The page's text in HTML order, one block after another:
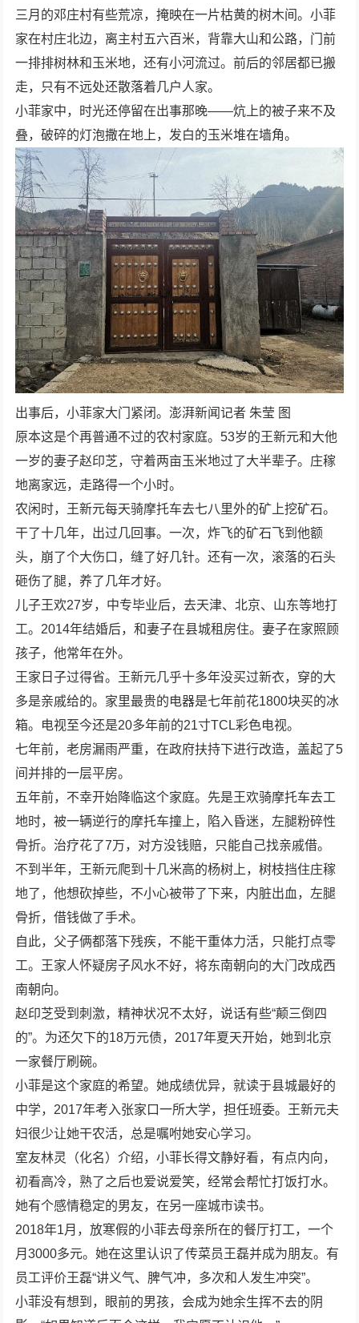
三月的邓庄村有些荒凉，掩映在一片枯黄的树木间。小菲
家在村庄北边，离主村五六百米，背靠大山和公路，门前
一排排树林和玉米地，还有小河流过。前后的邻居都已搬
走，只有不远处还散落着几户人家。
小菲家中，时光还停留在出事那晚——炕上的被子来不及
叠，破碎的灯泡撒在地上，发白的玉米堆在墙角。
出事后，小菲家大门紧闭。澎湃新闻记者 朱莹 图
原本这是个再普通不过的农村家庭。53岁的王新元和大他
一岁的妻子赵印芝，守着两亩玉米地过了大半辈子。庄稼
地离家远，走路得一个小时。
农闲时，王新元每天骑摩托车去七八里外的矿上挖矿石。
干了十几年，出过几回事。一次，炸飞的矿石飞到他额
头，崩了个大伤口，缝了好几针。还有一次，滚落的石头
砸伤了腿，养了几年才好。
儿子王欢27岁，中专毕业后，去天津、北京、山东等地打
工。2014年结婚后，和妻子在县城租房住。妻子在家照顾
孩子，他常年在外。
王家日子过得省。王新元几乎十多年没买过新衣，穿的大
多是亲戚给的。家里最贵的电器是七年前花1800块买的冰
箱。电视至今还是20多年前的21寸TCL彩色电视。
七年前，老房漏雨严重，在政府扶持下进行改造，盖起了5
间并排的一层平房。
五年前，不幸开始降临这个家庭。先是王欢骑摩托车去工
地时，被一辆逆行的摩托车撞上，陷入昏迷，左腿粉碎性
骨折。治疗花了7万，对方没钱赔，只能自己找亲戚借。
不到半年，王新元爬到十几米高的杨树上，树枝挡住庄稼
地了，他想砍掉些，不小心被带了下来，内脏出血，左腿
骨折，借钱做了手术。
自此，父子俩都落下残疾，不能干重体力活，只能打点零
工。王家人怀疑房子风水不好，将东南朝向的大门改成西
南朝向。
赵印芝受到刺激，精神状况不太好，说话有些“颠三倒四
的”。为还欠下的18万元债，2017年夏天开始，她到北京
一家餐厅刷碗。
小菲是这个家庭的希望。她成绩优异，就读于县城最好的
中学，2017年考入张家口一所大学，担任班委。王新元夫
妇很少让她干农活，总是嘱咐她安心学习。
室友林灵（化名）介绍，小菲长得文静好看，有点内向，
初看高冷，熟了之后也爱说爱笑，经常会帮忙打饭打水。
她有个感情稳定的男友，在另一座城市读书。
2018年1月，放寒假的小菲去母亲所在的餐厅打工，一个
月3000多元。她在这里认识了传菜员王磊并成为朋友。有
员工评价王磊“讲义气、脾气冲，多次和人发生冲突”。
小菲没有想到，眼前的男孩，会成为她余生挥不去的阴